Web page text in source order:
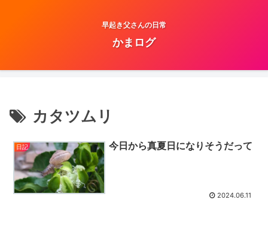
早起き父さんの日常
かまログ
カタツムリ
日記 今日から真夏日になりそうだって
2024.06.11